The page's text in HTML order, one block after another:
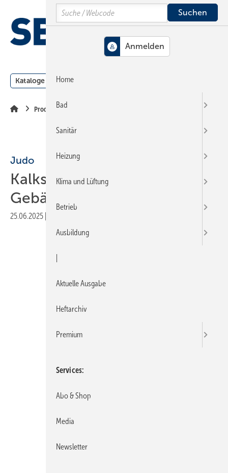
Hauptinhalt
Hauptmenü
SiteSearch
Kataloge Meldungen
Produkte
Judo
Kalkschutz für größere
Gebäude
25.06.2025
Search
Home
Bad
Sanitär
Heizung
Klima und Lüftung
Betrieb
Ausbildung
Aktuelle Ausgabe
Heftarchiv
Premium
Services
Abo & Shop
Media
Newsletter